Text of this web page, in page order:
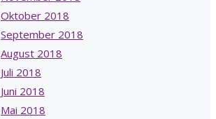
Oktober 2018
September 2018
August 2018
Juli 2018
Juni 2018
Mai 2018